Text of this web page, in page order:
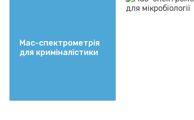
Мас-спектрометрія
для криміналістики